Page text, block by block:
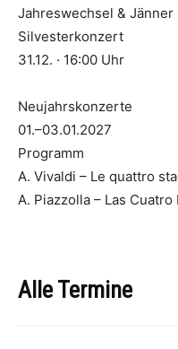
Jahreswechsel & Jänner
Silvesterkonzert
31.12. · 16:00 Uhr
Neujahrskonzerte
01.–03.01.2027
Programm
A. Vivaldi – Le quattro
A. Piazzolla – Las
Alle Termine